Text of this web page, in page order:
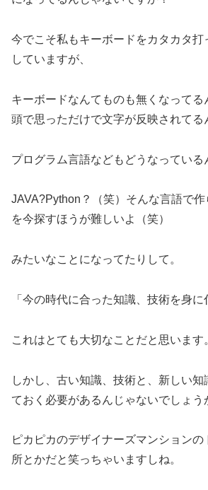
今でこそ私もキーボードをカタカタ打
していますが、
キーボードなんてものも無くなってる
頭で思っただけで文字が反映されてる
プログラム言語などもどうなっている
JAVA?Python？（笑）そんな言語で
を今探すほうが難しいよ（笑）
みたいなことになってたりして。
「今の時代に合った知識、技術を身に
これはとても大切なことだと思います
しかし、古い知識、技術と、新しい知
ておく必要があるんじゃないでしょう
ピカピカのデザイナーズマンション
所とかだと笑っちゃいますしね。